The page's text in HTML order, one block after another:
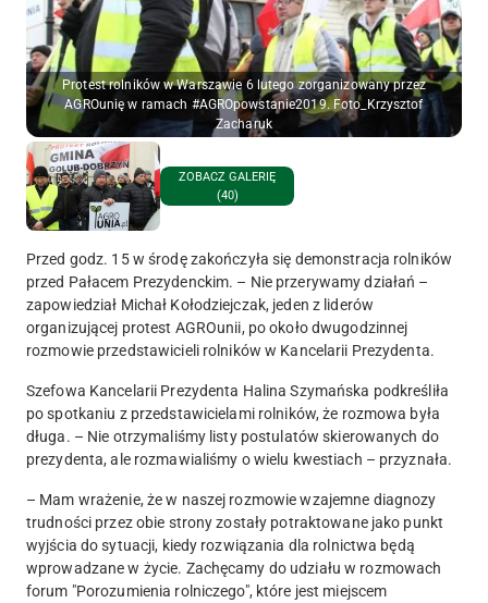
Protest rolników w Warszawie 6 lutego zorganizowany przez
AGROunię w ramach #AGROpowstanie2019. Foto_Krzysztof
Zacharuk
ZOBACZ GALERIĘ
(40)
Przed godz. 15 w środę zakończyła się demonstracja rolników
przed Pałacem Prezydenckim. – Nie przerywamy działań –
zapowiedział Michał Kołodziejczak, jeden z liderów
organizującej protest AGROunii, po około dwugodzinnej
rozmowie przedstawicieli rolników w Kancelarii Prezydenta.
Szefowa Kancelarii Prezydenta Halina Szymańska podkreśliła
po spotkaniu z przedstawicielami rolników, że rozmowa była
długa. – Nie otrzymaliśmy listy postulatów skierowanych do
prezydenta, ale rozmawialiśmy o wielu kwestiach – przyznała.
– Mam wrażenie, że w naszej rozmowie wzajemne diagnozy
trudności przez obie strony zostały potraktowane jako punkt
wyjścia do sytuacji, kiedy rozwiązania dla rolnictwa będą
wprowadzane w życie. Zachęcamy do udziału w rozmowach
forum "Porozumienia rolniczego", które jest miejscem